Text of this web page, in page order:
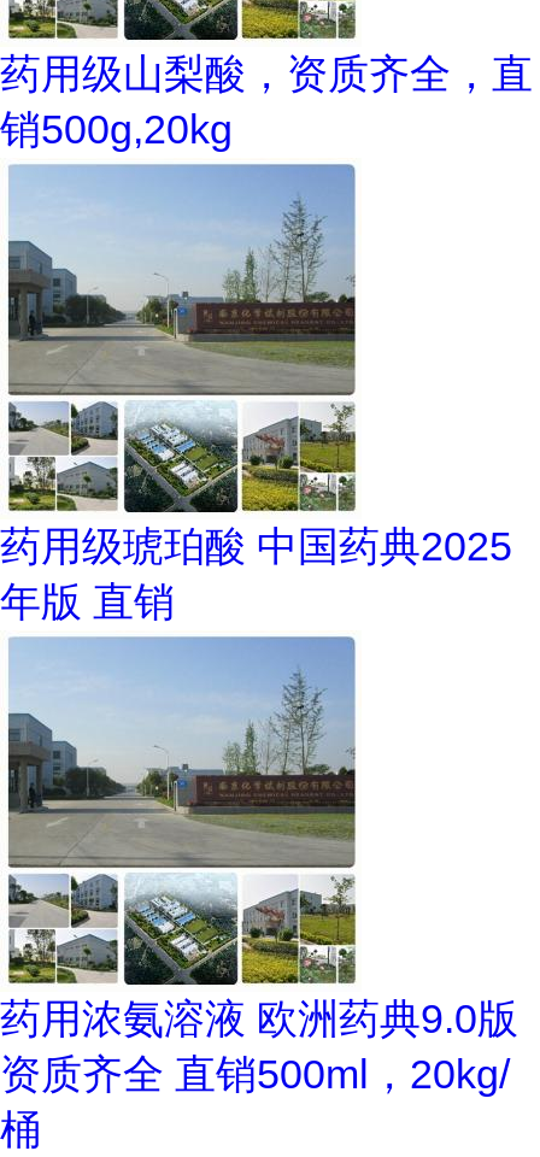
药用级山梨酸，资质齐全，直
销500g,20kg
药用级琥珀酸 中国药典2025
年版 直销
药用浓氨溶液 欧洲药典9.0版
资质齐全 直销500ml，20kg/
桶